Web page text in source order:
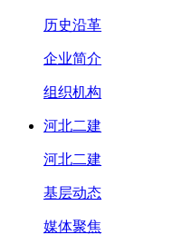
历史沿革
企业简介
组织机构
河北二建
河北二建
基层动态
媒体聚焦